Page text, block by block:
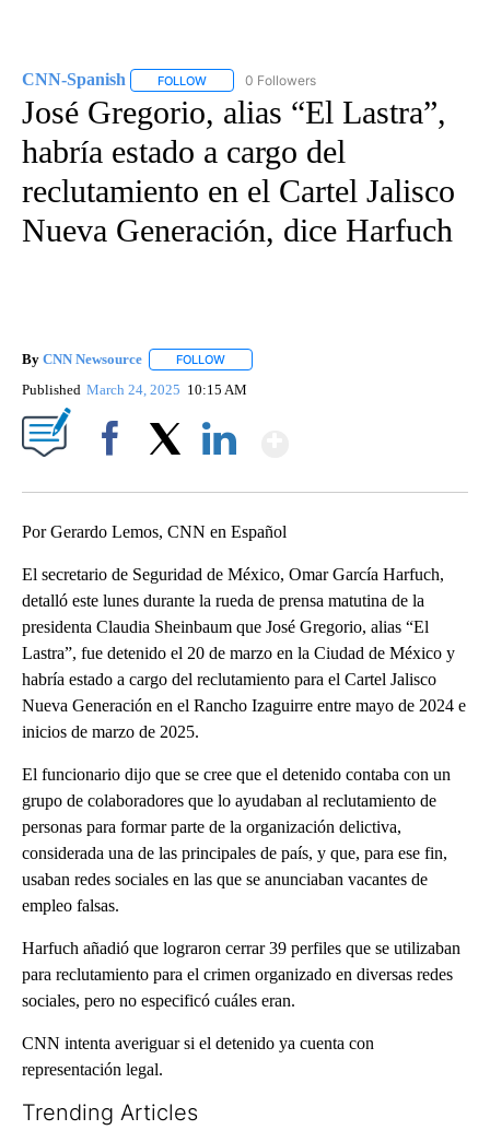
CNN-Spanish FOLLOW FOLLOW "CNN-SPANISH" TO RECEIVE
0 Followers
José Gregorio, alias “El Lastra”,
habría estado a cargo del
reclutamiento en el Cartel Jalisco
Nueva Generación, dice Harfuch
By CNN Newsource FOLLOW
Published March 24, 2025 10:15 AM
Por Gerardo Lemos, CNN en Español
El secretario de Seguridad de México, Omar García Harfuch,
detalló este lunes durante la rueda de prensa matutina de la
presidenta Claudia Sheinbaum que José Gregorio, alias “El
Lastra”, fue detenido el 20 de marzo en la Ciudad de México y
habría estado a cargo del reclutamiento para el Cartel Jalisco
Nueva Generación en el Rancho Izaguirre entre mayo de 2024 e
inicios de marzo de 2025.
El funcionario dijo que se cree que el detenido contaba con un
grupo de colaboradores que lo ayudaban al reclutamiento de
personas para formar parte de la organización delictiva,
considerada una de las principales de país, y que, para ese fin,
usaban redes sociales en las que se anunciaban vacantes de
empleo falsas.
Harfuch añadió que lograron cerrar 39 perfiles que se utilizaban
para reclutamiento para el crimen organizado en diversas redes
sociales, pero no especificó cuáles eran.
CNN intenta averiguar si el detenido ya cuenta con
representación legal.
Trending Articles